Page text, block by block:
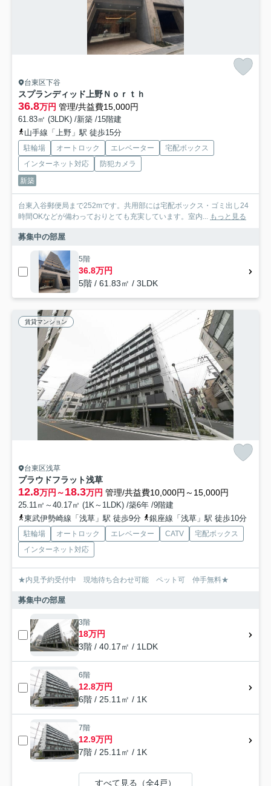
台東区下谷
スプランディッド上野Ｎｏｒｔｈ
36.8万円 管理/共益費15,000円
61.83㎡ (3LDK) /新築 /15階建
山手線「上野」駅 徒歩15分
駐輪場 オートロック エレベーター
宅配ボックス
インターネット対応
防犯カメラ
新築
台東入谷郵便局まで252mです。共用部には宅配ボックス・ゴミ出し24
時間OKなどが備わっておりとても充実しています。室内... もっと見る
募集中の部屋
5階
36.8万円
5階 / 61.83㎡ / 3LDK
賃貸マンション
台東区浅草
プラウドフラット浅草
12.8万円～18.3万円 管理/共益費10,000円～15,000円
25.11㎡～40.17㎡ (1K～1LDK) /築6年 /9階建
東武伊勢崎線「浅草」駅 徒歩9分
銀座線「浅草」駅 徒歩10分
駐輪場 オートロック エレベーター CATV
宅配ボックス
インターネット対応
★内見予約受付中 現地待ち合わせ可能 ペット可 仲手無料★
募集中の部屋
3階
18万円
3階 / 40.17㎡ / 1LDK
6階
12.8万円
6階 / 25.11㎡ / 1K
7階
12.9万円
7階 / 25.11㎡ / 1K
すべて見る（全4戸）